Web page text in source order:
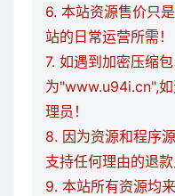
6. 本站资源售价只
站的日常运营所需！
7. 如遇到加密压缩
为"www.u94i.cn",
理员！
8. 因为资源和程序
支持任何理由的退
9. 本站所有资源均